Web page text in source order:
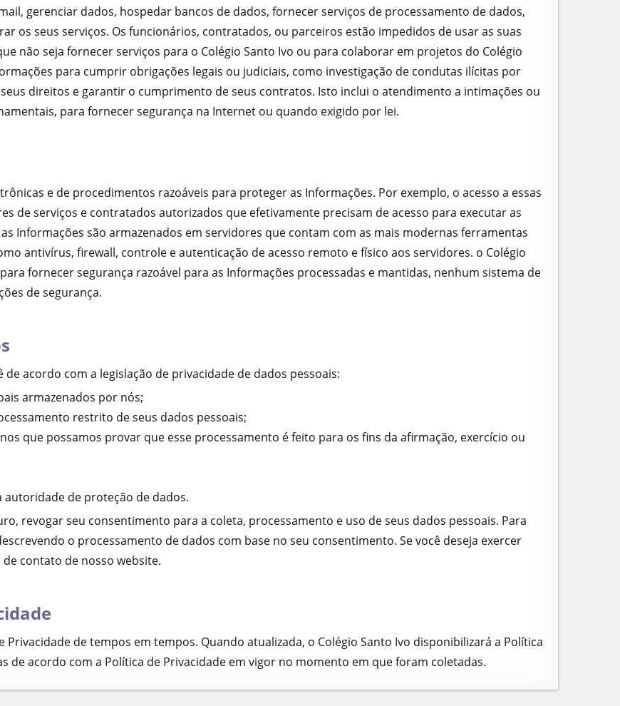
gerenciar dados, hospedar bancos de dados, fornecer serviços de processamento de dados,
os seus serviços. Os funcionários, contratados, ou parceiros estão impedidos de usar as suas
não seja fornecer serviços para o Colégio Santo Ivo ou para colaborar em projetos do Colégio
para cumprir obrigações legais ou judiciais, como investigação de condutas ilícitas por
direitos e garantir o cumprimento de seus contratos. Isto inclui o atendimento a intimações ou
para fornecer segurança na Internet ou quando exigido por lei.
e de procedimentos razoáveis para proteger as Informações. Por exemplo, o acesso a essas
de serviços e contratados autorizados que efetivamente precisam de acesso para executar as
Informações são armazenados em servidores que contam com as mais modernas ferramentas
antivírus, firewall, controle e autenticação de acesso remoto e físico aos servidores. o Colégio
fornecer segurança razoável para as Informações processadas e mantidas, nenhum sistema de
de segurança.
acordo com a legislação de privacidade de dados pessoais:
armazenados por nós;
restrito de seus dados pessoais;
que possamos provar que esse processamento é feito para os fins da afirmação, exercício ou
de proteção de dados.
revogar seu consentimento para a coleta, processamento e uso de seus dados pessoais. Para
o processamento de dados com base no seu consentimento. Se você deseja exercer
contato de nosso website.
Privacidade de tempos em tempos. Quando atualizada, o Colégio Santo Ivo disponibilizará a Política
de acordo com a Política de Privacidade em vigor no momento em que foram coletadas.